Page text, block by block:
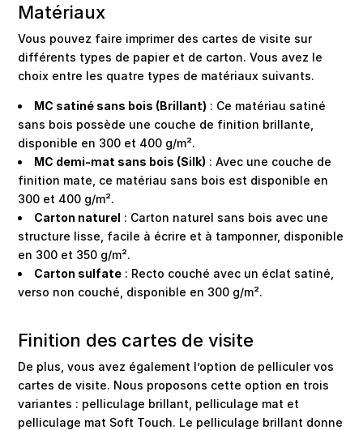
Matériaux
Vous pouvez faire imprimer des cartes de visite sur
différents types de papier et de carton. Vous avez le
choix entre les quatre types de matériaux suivants.
MC satiné sans bois (Brillant) : Ce matériau satiné
sans bois possède une couche de finition brillante,
disponible en 300 et 400 g/m².
MC demi-mat sans bois (Silk) : Avec une couche de
finition mate, ce matériau sans bois est disponible en
300 et 400 g/m².
Carton naturel : Carton naturel sans bois avec une
structure lisse, facile à écrire et à tamponner, disponible
en 300 et 350 g/m².
Carton sulfate : Recto couché avec un éclat satiné,
verso non couché, disponible en 300 g/m².
Finition des cartes de visite
De plus, vous avez également l’option de pelliculer vos
cartes de visite. Nous proposons cette option en trois
variantes : pelliculage brillant, pelliculage mat et
pelliculage mat Soft Touch. Le pelliculage brillant donne